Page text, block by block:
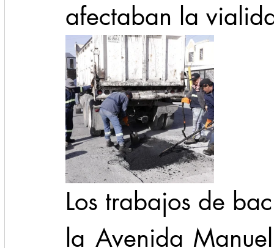
afectaban la
Los trabajos de
la Avenida